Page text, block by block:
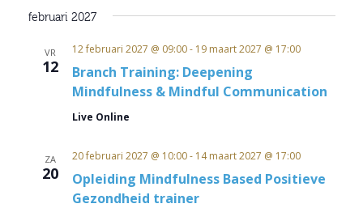
februari 2027
VR
12
Branch Training: Deepening
Mindfulness & Mindful Communication
12 februari 2027 @ 09:00- 19 maart 2027 @ 17:00
Live Online
ZA
20
Opleiding Mindfulness Based Positieve
Gezondheid trainer
20 februari 2027 @ 10:00- 14 maart 2027 @ 17:00